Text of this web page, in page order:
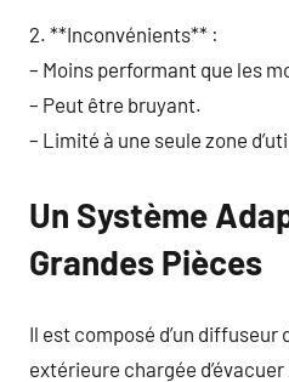
2. **Inconvénients** :
– Moins performant que les
– Peut être bruyant.
– Limité à une seule zone
Un Système
Grandes Pièces
Il est composé d’un diffuseur
extérieure chargée